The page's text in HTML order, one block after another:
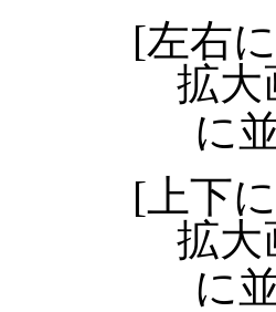
[左右
拡大
に
[上下
拡大
に